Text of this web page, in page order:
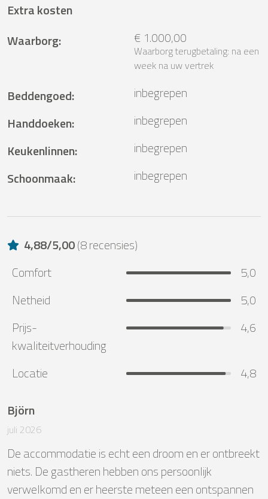
Extra kosten
Waarborg: € 1.000,00
Waarborg terugbetaling: na een
week na uw vertrek
Beddengoed:
inbegrepen
Handdoeken:
inbegrepen
Keukenlinnen:
inbegrepen
Schoonmaak: inbegrepen
4,88/5,00(8 recensies)
Comfort
5,0
Netheid
5,0
Prijs-
kwaliteitverhouding
4,6
Locatie
4,8
Björn
juli 2026
De accommodatie is echt een droom en er ontbreekt
niets. De gastheren hebben ons persoonlijk
verwelkomd en er heerste meteen een ontspannen